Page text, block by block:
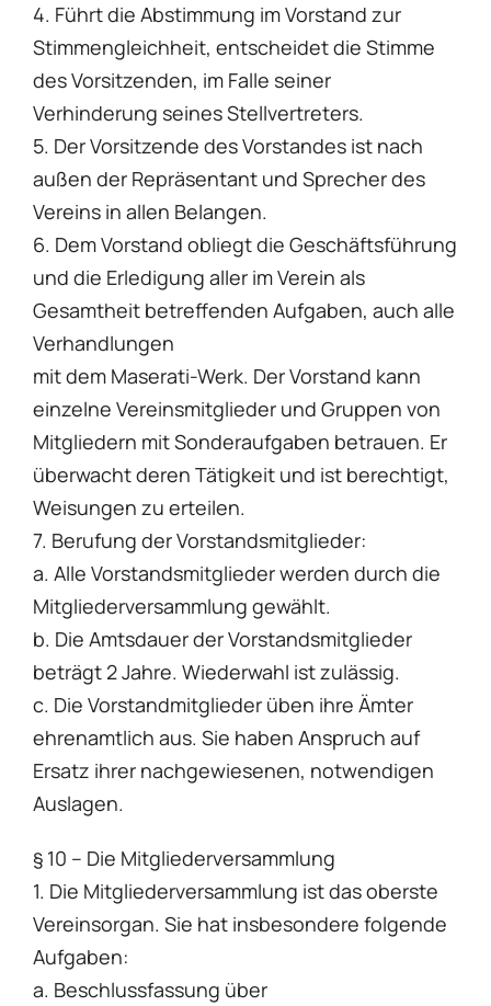
4. Führt die Abstimmung im Vorstand zur
Stimmengleichheit, entscheidet die Stimme
des Vorsitzenden, im Falle seiner
Verhinderung seines Stellvertreters.
5. Der Vorsitzende des Vorstandes ist nach
außen der Repräsentant und Sprecher des
Vereins in allen Belangen.
6. Dem Vorstand obliegt die Geschäftsführung
und die Erledigung aller im Verein als
Gesamtheit betreffenden Aufgaben, auch alle
Verhandlungen
mit dem Maserati-Werk. Der Vorstand kann
einzelne Vereinsmitglieder und Gruppen von
Mitgliedern mit Sonderaufgaben betrauen. Er
überwacht deren Tätigkeit und ist berechtigt,
Weisungen zu erteilen.
7. Berufung der Vorstandsmitglieder:
a. Alle Vorstandsmitglieder werden durch die
Mitgliederversammlung gewählt.
b. Die Amtsdauer der Vorstandsmitglieder
beträgt 2 Jahre. Wiederwahl ist zulässig.
c. Die Vorstandmitglieder üben ihre Ämter
ehrenamtlich aus. Sie haben Anspruch auf
Ersatz ihrer nachgewiesenen, notwendigen
Auslagen.
§ 10 – Die Mitgliederversammlung
1. Die Mitgliederversammlung ist das oberste
Vereinsorgan. Sie hat insbesondere folgende
Aufgaben:
a. Beschlussfassung über